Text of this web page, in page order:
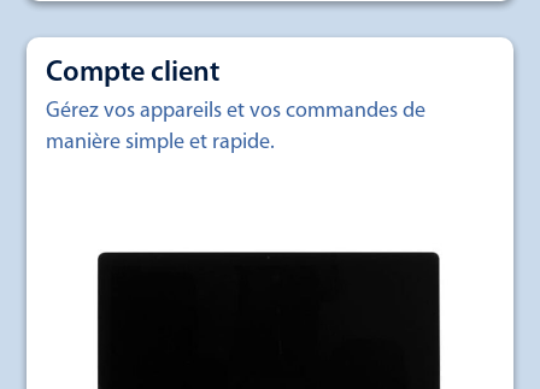
Compte client
Gérez vos appareils et vos commandes de
manière simple et rapide.